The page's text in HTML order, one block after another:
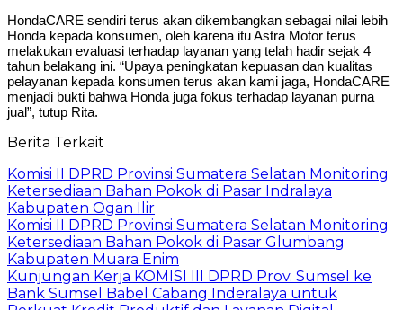
HondaCARE sendiri terus akan dikembangkan sebagai nilai lebih
Honda kepada konsumen, oleh karena itu Astra Motor terus
melakukan evaluasi terhadap layanan yang telah hadir sejak 4
tahun belakang ini. “Upaya peningkatan kepuasan dan kualitas
pelayanan kepada konsumen terus akan kami jaga, HondaCARE
menjadi bukti bahwa Honda juga fokus terhadap layanan purna
jual”, tutup Rita.
Berita Terkait
Komisi II DPRD Provinsi Sumatera Selatan Monitoring
Ketersediaan Bahan Pokok di Pasar Indralaya
Kabupaten Ogan Ilir
Komisi II DPRD Provinsi Sumatera Selatan Monitoring
Ketersediaan Bahan Pokok di Pasar Glumbang
Kabupaten Muara Enim
Kunjungan Kerja KOMISI III DPRD Prov. Sumsel ke
Bank Sumsel Babel Cabang Inderalaya untuk